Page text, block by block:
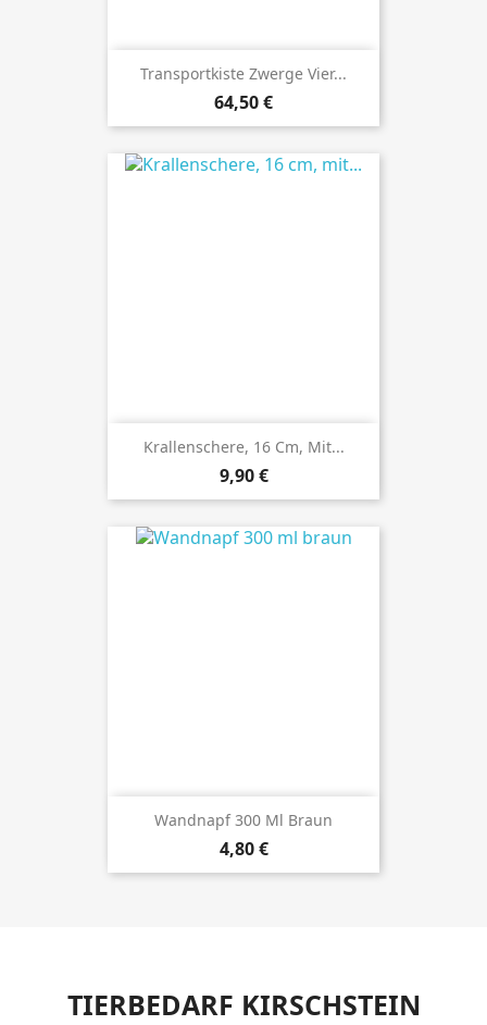
Transportkiste Zwerge Vier...
Preis
64,50 €
Krallenschere, 16 Cm, Mit...
Preis
9,90 €
Wandnapf 300 Ml Braun
Preis
4,80 €
TIERBEDARF KIRSCHSTEIN